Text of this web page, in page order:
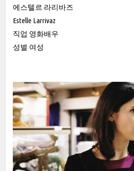
에스텔르 라리바즈
Estelle Larrivaz
직업 영화배우
성별 여성